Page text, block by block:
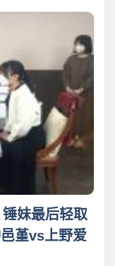
锤妹最后轻取
堇vs上野爱